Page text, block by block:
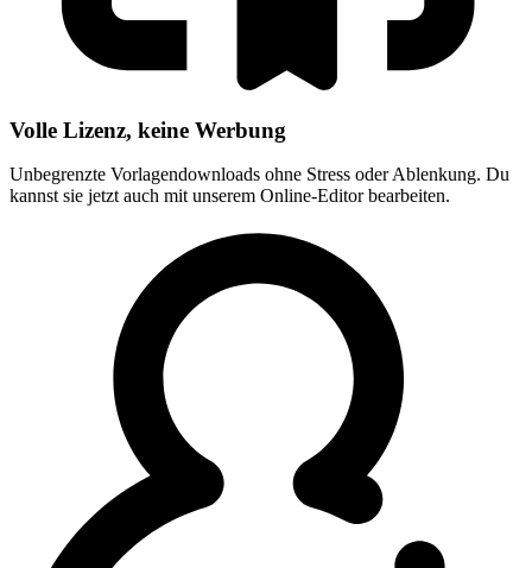
Volle Lizenz, keine Werbung
Unbegrenzte Vorlagendownloads ohne Stress oder Ablenkung. Du
kannst sie jetzt auch mit unserem Online-Editor bearbeiten.